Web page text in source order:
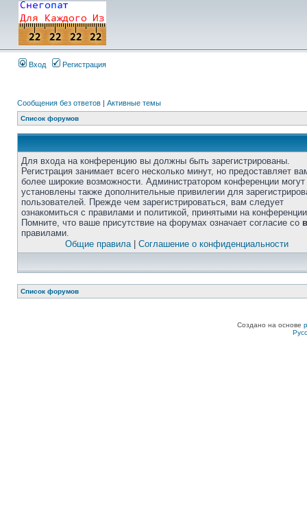
Вход Регистрация
Сообщения без ответов | Активные темы
Список форумов
Для входа на конференцию вы должны быть зарегистрированы.
Регистрация занимает всего несколько минут, но предоставляет
более широкие возможности. Администратором конференции
установлены также дополнительные привилегии для
пользователей. Прежде чем зарегистрироваться, вам следует
ознакомиться с правилами и политикой, принятыми на
Помните, что ваше присутствие на форумах означает согласие со
правилами.
Общие правила| Соглашение о конфиденциальности
Список форумов
Создано на основе